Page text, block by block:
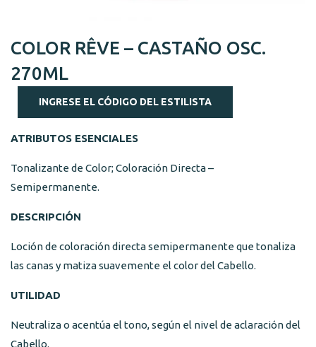
COLOR RÊVE – CASTAÑO OSC.
270ML
INGRESE EL CÓDIGO DEL ESTILISTA
ATRIBUTOS ESENCIALES
Tonalizante de Color; Coloración Directa –
Semipermanente.
DESCRIPCIÓN
Loción de coloración directa semipermanente que tonaliza
las canas y matiza suavemente el color del Cabello.
UTILIDAD
Neutraliza o acentúa el tono, según el nivel de aclaración del
Cabello.